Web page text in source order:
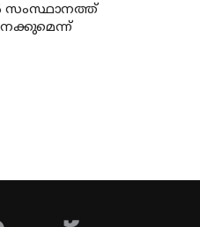
സംസ്ഥാനത്ത്